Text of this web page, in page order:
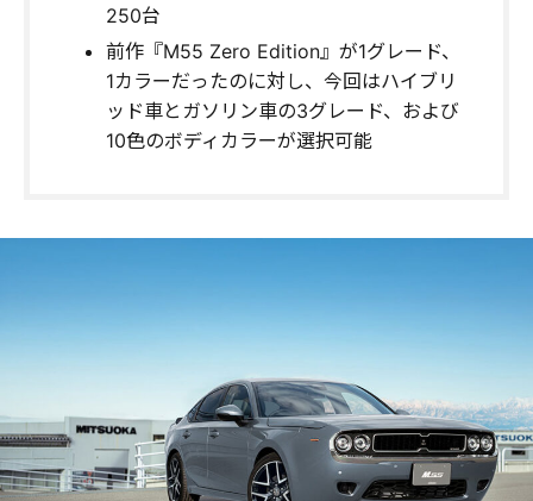
250台
前作『M55 Zero Edition』が1グレード、
1カラーだったのに対し、今回はハイブリ
ッド車とガソリン車の3グレード、および
10色のボディカラーが選択可能